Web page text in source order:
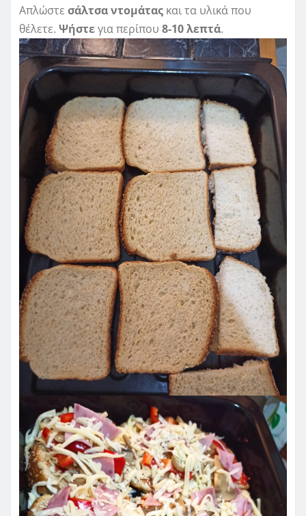
Απλώστε σάλτσα ντομάτας και τα υλικά που
θέλετε. Ψήστεγια περίπου 8-10 λεπτά.